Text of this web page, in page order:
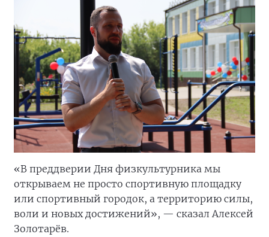
«В преддверии Дня физкультурника мы
открываем не просто спортивную площадку
или спортивный городок, а территорию силы,
воли и новых достижений», — сказал Алексей
Золотарёв.